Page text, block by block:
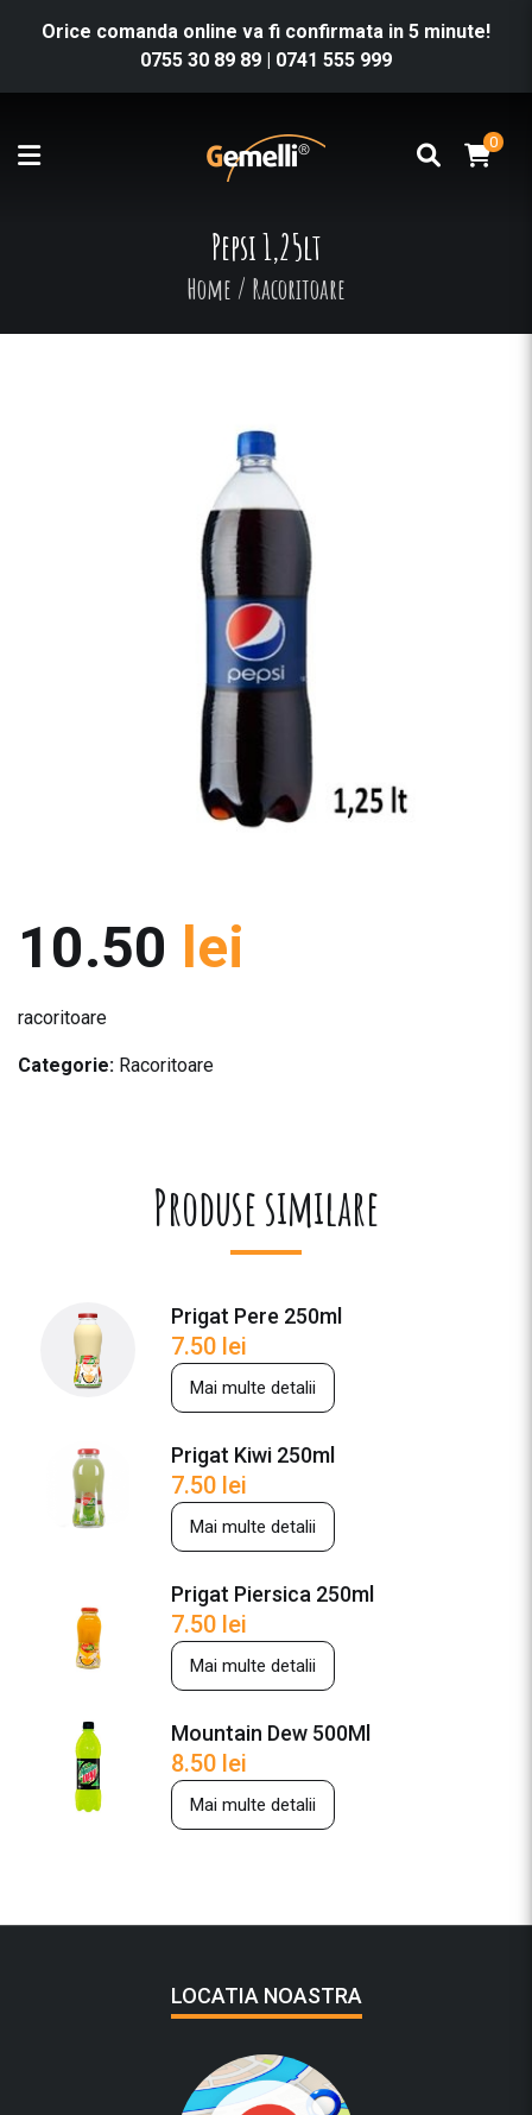
Orice comanda online va fi confirmata in 5 minute!
0755 30 89 89 | 0741 555 999
0
Pepsi 1,25lt
Home / Racoritoare
10.50 lei
racoritoare
Categorie: Racoritoare
Produse similare
Prigat Pere 250ml
7.50 lei
Mai multe detalii
Prigat Kiwi 250ml
7.50 lei
Mai multe detalii
Prigat Piersica 250ml
7.50 lei
Mai multe detalii
Mountain Dew 500Ml
8.50 lei
Mai multe detalii
LOCATIA NOASTRA